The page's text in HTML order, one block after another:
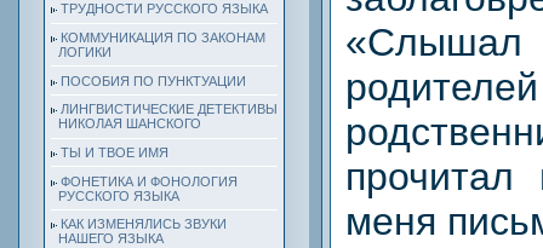
ТРУДНОСТИ РУССКОГО ЯЗЫКА
КОММУНИКАЦИЯ ПО ЗАКОНАМ
ЛОГИКИ
ПОСОБИЯ ПО ПУНКТУАЦИИ
ЛИНГВИСТИЧЕСКИЕ ДЕТЕКТИВЫ
НИКОЛАЯ ШАНСКОГО
ТЫ И ТВОЕ ИМЯ
ФОНЕТИКА И ФОНОЛОГИЯ
РУССКОГО ЯЗЫКА
КАК ИЗМЕНЯЛИСЬ ЗВУКИ
НАШЕГО ЯЗЫКА
меня